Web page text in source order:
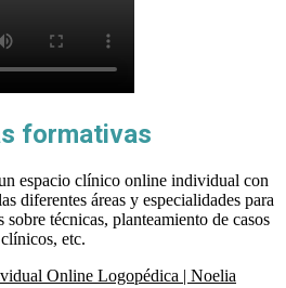
formativas
espacio clínico online individual con
diferentes áreas y especialidades para
sobre técnicas, planteamiento de casos
clínicos, etc.